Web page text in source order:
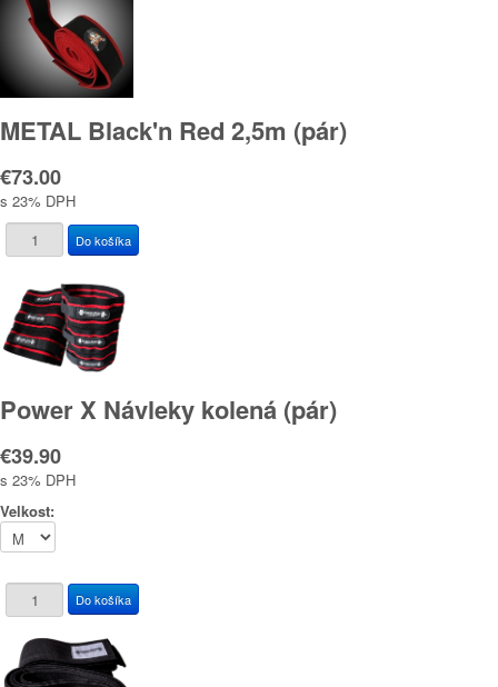
METAL Black'n Red 2,5m (pár)
€73.00
s 23% DPH
Power X Návleky kolená (pár)
€39.90
s 23% DPH
Velkost: